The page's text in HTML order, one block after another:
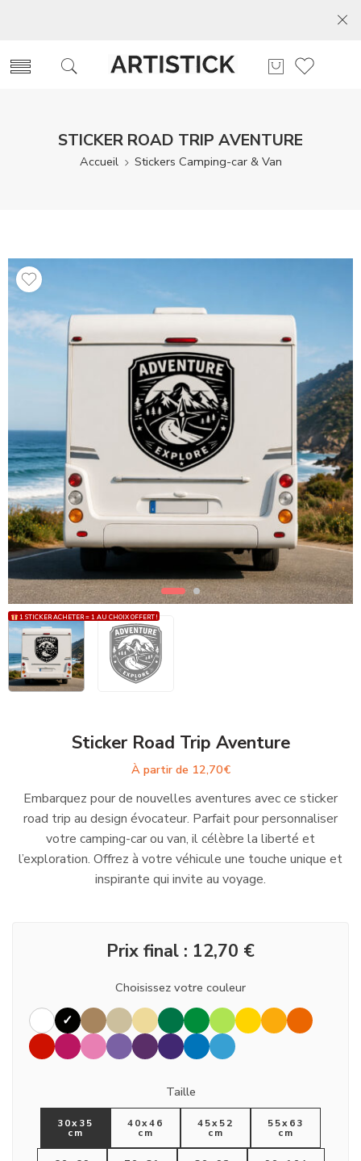
STICKER ROAD TRIP AVENTURE
Accueil Stickers Camping-car & Van
1 STICKER ACHETER = 1 AU CHOIX OFFERT !
Sticker Road Trip Aventure
À partir de 12,70€
Embarquez pour de nouvelles aventures avec ce sticker
road trip au design évocateur. Parfait pour personnaliser
votre camping-car ou van, il célèbre la liberté et
l’exploration. Offrez à votre véhicule une touche unique et
inspirante qui invite au voyage.
Prix final : 12,70 €
Choisissez votre couleur
Taille
30x35
cm
40x46
cm
45x52
cm
55x63
cm